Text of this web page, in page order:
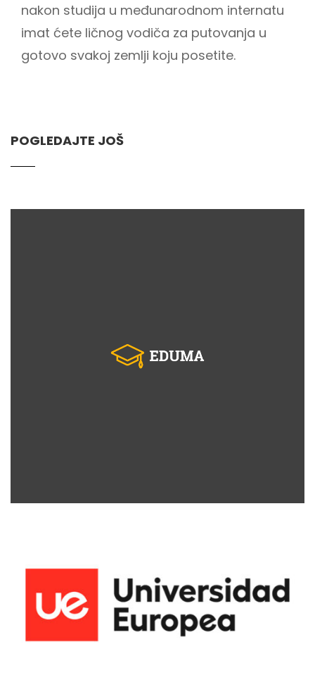
nakon studija u međunarodnom internatu
imat ćete ličnog vodiča za putovanja u
gotovo svakoj zemlji koju posetite.
POGLEDAJTE JOŠ